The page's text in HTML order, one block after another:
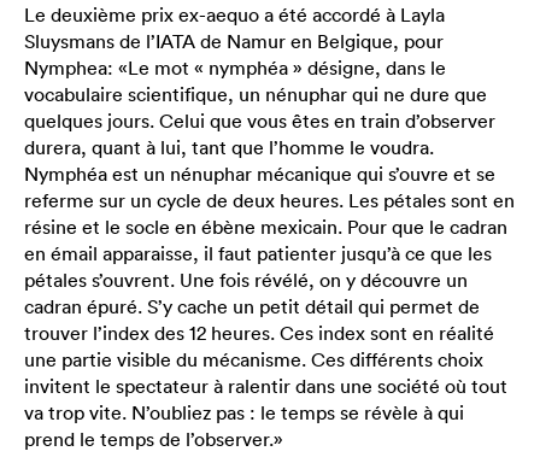
Le deuxième prix ex-aequo a été accordé à Layla
Sluysmans de l’IATA de Namur en Belgique, pour
Nymphea: «Le mot « nymphéa » désigne, dans le
vocabulaire scientifique, un nénuphar qui ne dure que
quelques jours. Celui que vous êtes en train d’observer
durera, quant à lui, tant que l’homme le voudra.
Nymphéa est un nénuphar mécanique qui s’ouvre et se
referme sur un cycle de deux heures. Les pétales sont en
résine et le socle en ébène mexicain. Pour que le cadran
en émail apparaisse, il faut patienter jusqu’à ce que les
pétales s’ouvrent. Une fois révélé, on y découvre un
cadran épuré. S’y cache un petit détail qui permet de
trouver l’index des 12 heures. Ces index sont en réalité
une partie visible du mécanisme. Ces différents choix
invitent le spectateur à ralentir dans une société où tout
va trop vite. N’oubliez pas : le temps se révèle à qui
prend le temps de l’observer.»